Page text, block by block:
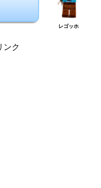
レゴッホ
ンク